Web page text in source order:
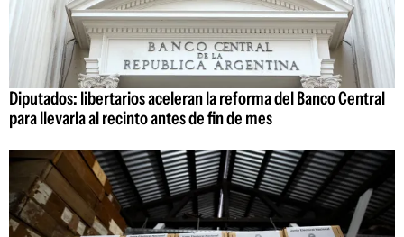
Diputados: libertarios aceleran la reforma del Banco Central
para llevarla al recinto antes de fin de mes